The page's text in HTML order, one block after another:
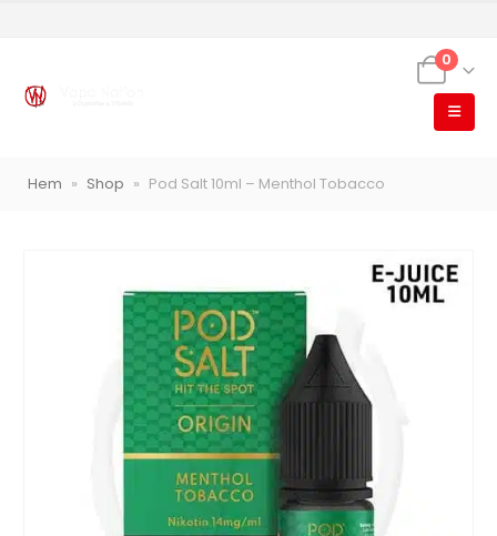
0
Hem » Shop » Pod Salt 10ml – Menthol Tobacco
Vapes, e-cigg & vitsnus
Populära engångsvapes Hjälp mig välja
Leverans & frakt